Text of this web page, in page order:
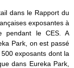
dans le Rapport du
exposantes à
pendant le CES. A
Park, on est passé
exposants dont la
dans Eureka Park,